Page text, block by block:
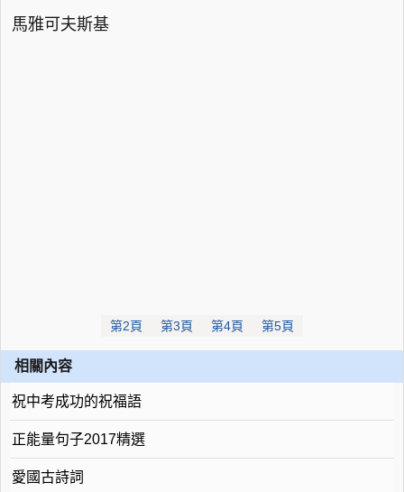
馬雅可夫斯基
第2頁 第3頁 第4頁 第5頁
相關內容
祝中考成功的祝福語
正能量句子2017精選
愛國古詩詞